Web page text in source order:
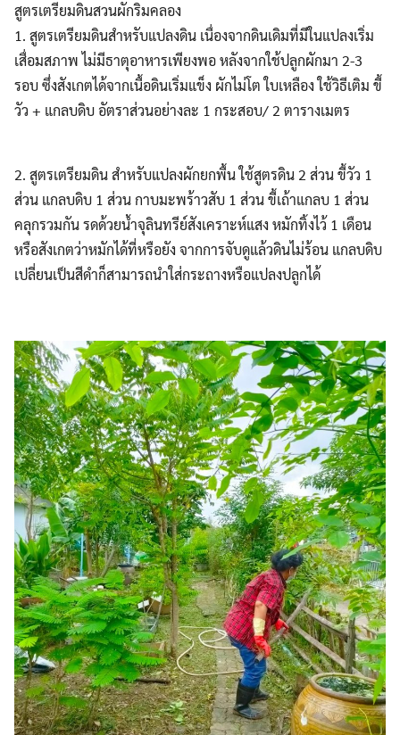
Search
for: Search
สูตรเตรียมดินสวนผักริมคลอง
1. สูตรเตรียมดินสำหรับแปลงดิน เนื่องจากดินเดิมที่มีในแปลงเริ่ม
เสื่อมสภาพ ไม่มีธาตุอาหารเพียงพอ หลังจากใช้ปลูกผักมา 2-3
รอบ ซึ่งสังเกตได้จากเนื้อดินเริ่มแข็ง ผักไม่โต ใบเหลือง ใช้วิธีเติม ขี้
วัว + แกลบดิบ อัตราส่วนอย่างละ 1 กระสอบ/ 2 ตารางเมตร
2. สูตรเตรียมดิน สำหรับแปลงผักยกพื้น ใช้สูตรดิน 2 ส่วน ขี้วัว 1
ส่วน แกลบดิบ 1 ส่วน กาบมะพร้าวสับ 1 ส่วน ขี้เถ้าแกลบ 1 ส่วน
คลุกรวมกัน รดด้วยน้ำจุลินทรีย์สังเคราะห์แสง หมักทิ้งไว้ 1 เดือน
หรือสังเกตว่าหมักได้ที่หรือยัง จากการจับดูแล้วดินไม่ร้อน แกลบดิบ
เปลี่ยนเป็นสีดำก็สามารถนำใส่กระถางหรือแปลงปลูกได้